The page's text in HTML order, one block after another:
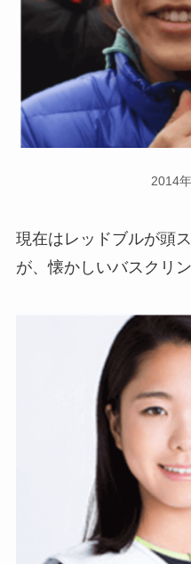
2014
現在はレッドブルが頭
が、懐かしいバスクリ